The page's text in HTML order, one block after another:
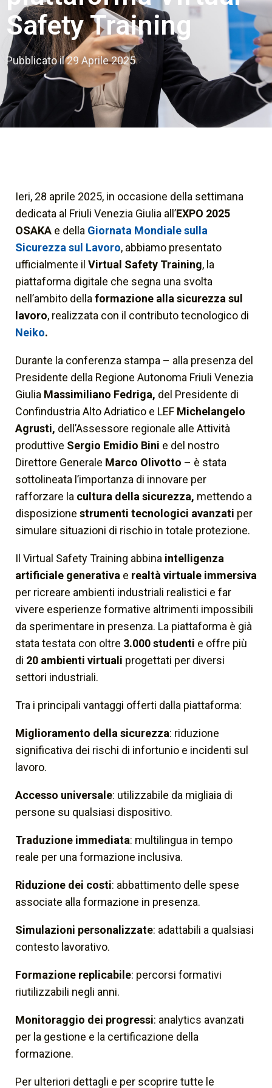
Safety Training
Pubblicato il29 Aprile 2025
Ieri, 28 aprile 2025, in occasione della settimana
dedicata al Friuli Venezia Giulia all’EXPO 2025
OSAKA e della Giornata Mondiale sulla
Sicurezza sul Lavoro, abbiamo presentato
ufficialmente il Virtual Safety Training, la
piattaforma digitale che segna una svolta
nell’ambito della formazione alla sicurezza sul
lavoro, realizzata con il contributo tecnologico di
Neiko.
Durante la conferenza stampa – alla presenza del
Presidente della Regione Autonoma Friuli Venezia
Giulia Massimiliano Fedriga, del Presidente di
Confindustria Alto Adriatico e LEF Michelangelo
Agrusti, dell’Assessore regionale alle Attività
produttive Sergio Emidio Bini e del nostro
Direttore Generale Marco Olivotto – è stata
sottolineata l’importanza di innovare per
rafforzare la cultura della sicurezza, mettendo a
disposizione strumenti tecnologici avanzati per
simulare situazioni di rischio in totale protezione.
Il Virtual Safety Training abbina intelligenza
artificiale generativa e realtà virtuale immersiva
per ricreare ambienti industriali realistici e far
vivere esperienze formative altrimenti impossibili
da sperimentare in presenza. La piattaforma è già
stata testata con oltre 3.000 studenti e offre più
di 20 ambienti virtuali progettati per diversi
settori industriali.
Tra i principali vantaggi offerti dalla piattaforma:
Miglioramento della sicurezza: riduzione
significativa dei rischi di infortunio e incidenti sul
lavoro.
Accesso universale: utilizzabile da migliaia di
persone su qualsiasi dispositivo.
Traduzione immediata: multilingua in tempo
reale per una formazione inclusiva.
Riduzione dei costi: abbattimento delle spese
associate alla formazione in presenza.
Simulazioni personalizzate: adattabili a qualsiasi
contesto lavorativo.
Formazione replicabile: percorsi formativi
riutilizzabili negli anni.
Monitoraggio dei progressi: analytics avanzati
per la gestione e la certificazione della
formazione.
Per ulteriori dettagli e per scoprire tutte le